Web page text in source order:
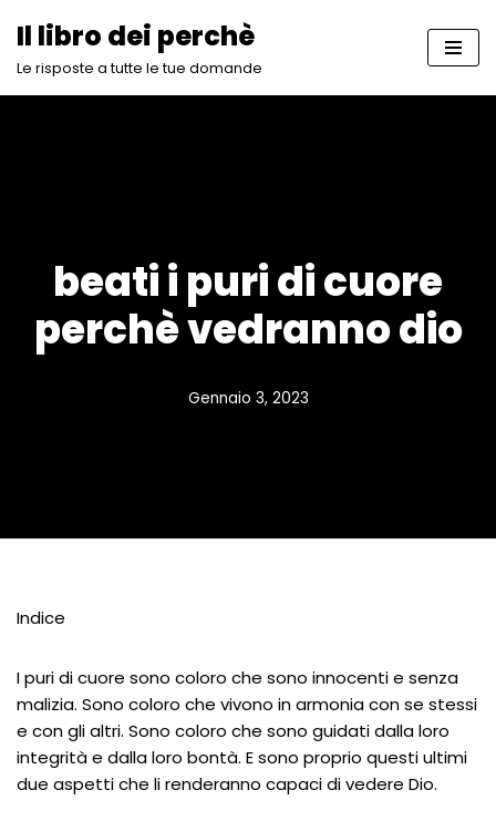
Vai
Il libro dei perchè
Le risposte a tutte le tue domande
beati i puri di cuore
perchè vedranno dio
Gennaio 3, 2023
Indice
I puri di cuore sono coloro che sono innocenti e senza
malizia. Sono coloro che vivono in armonia con se stessi
e con gli altri. Sono coloro che sono guidati dalla loro
integrità e dalla loro bontà. E sono proprio questi ultimi
due aspetti che li renderanno capaci di vedere Dio.